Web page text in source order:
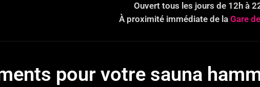
Ouvert tous les jours de 12h à
À proximité immédiate de la Gare
pour votre sauna